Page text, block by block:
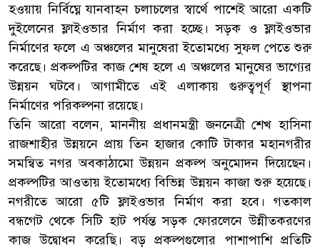
হওয়ায় নির্বিঘ্নে যানবাহন চলাচলের স্বার্থে পাশেই আরো একটি
দুইলেনের ফ্লাইওভার নির্মাণ করা হচ্ছে। সড়ক ও ফ্লাইওভার
নির্মাণের ফলে এ অঞ্চলের মানুষেরা ইতোমধ্যে সুফল পেতে শুরু
করেছে। প্রকল্পটির কাজ শেষ হলে এ অঞ্চলের মানুষের ভাগ্যের
উন্নয়ন ঘটবে। আগামীতে এই এলাকায় গুরুত্বপূর্ণ স্থাপনা
নির্মাণের পরিকল্পনা রয়েছে।
তিনি আরো বলেন, মাননীয় প্রধানমন্ত্রী জননেত্রী শেখ হাসিনা
রাজশাহীর উন্নয়নে প্রায় তিন হাজার কোটি টাকার মহানগরীর
সমন্বিত নগর অবকাঠামো উন্নয়ন প্রকল্প অনুমোদন দিয়েছেন।
প্রকল্পটির আওতায় ইতোমধ্যে বিভিন্ন উন্নয়ন কাজা শুরু হয়েছে।
নগরীতে আরো ৫টি ফ্লাইওভার নির্মাণ করা হবে। গতকাল
বন্ধগেট থেকে সিটি হাট পর্যন্ত সড়ক ফোরলেনে উন্নীতকরণের
কাজ উদ্বোধন করেছি। বড় প্রকল্পগুলোর পাশাপাশি প্রতিটি